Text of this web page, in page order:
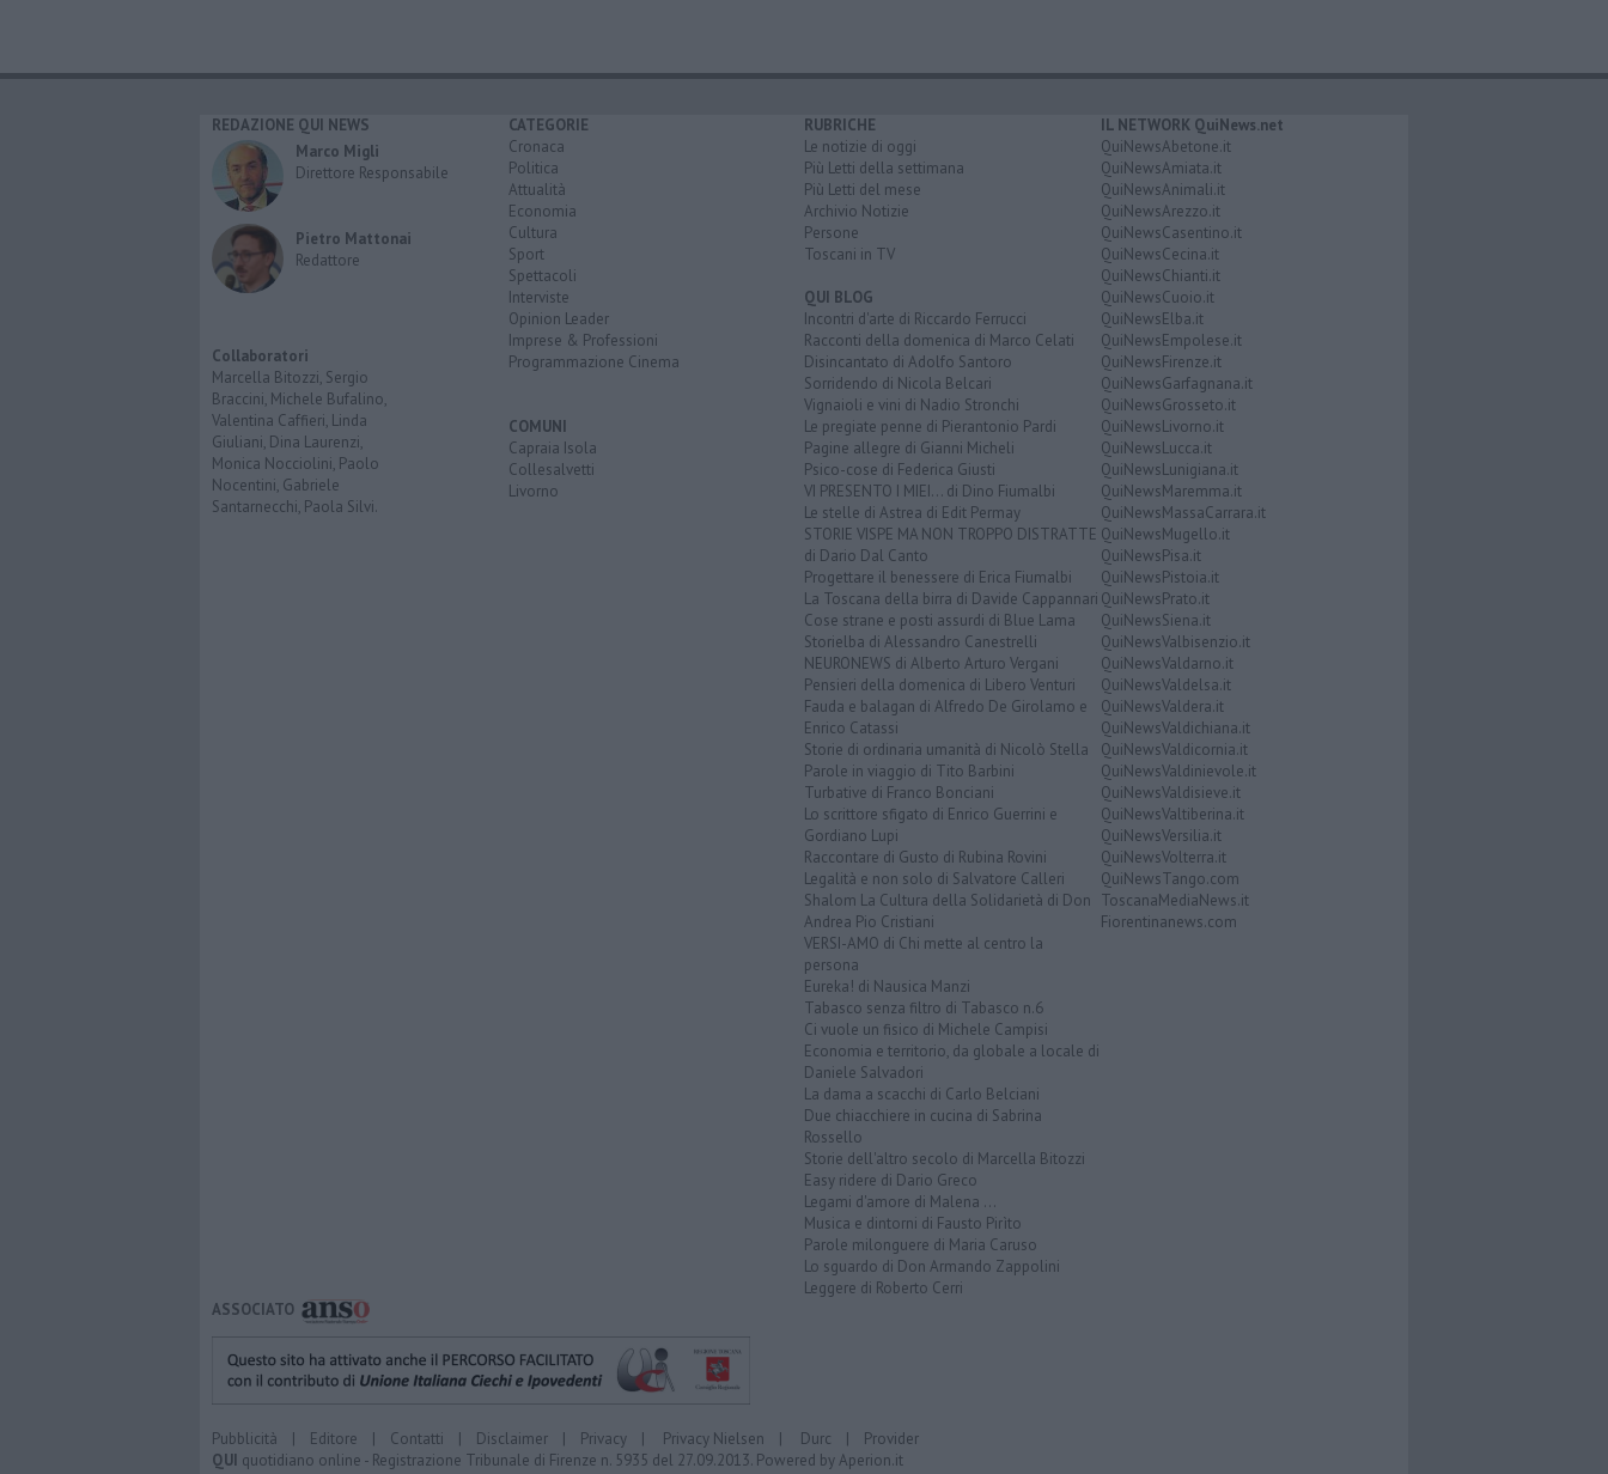
REDAZIONE QUI NEWS
Marco Migli
Direttore Responsabile
Pietro Mattonai
Redattore
Collaboratori
Marcella Bitozzi, Sergio
Braccini, Michele Bufalino,
Valentina Caffieri, Linda
Giuliani, Dina Laurenzi,
Monica Nocciolini, Paolo
Nocentini, Gabriele
Santarnecchi, Paola Silvi.
CATEGORIE
Cronaca
Politica
Attualità
Economia
Cultura
Sport
Spettacoli
Interviste
Opinion Leader
Imprese & Professioni
Programmazione Cinema
COMUNI
Capraia Isola
Collesalvetti
Livorno
RUBRICHE
Le notizie di oggi
Più Letti della settimana
Più Letti del mese
Archivio Notizie
Persone
Toscani in TV
QUI BLOG
Incontri d'arte di Riccardo Ferrucci
Racconti della domenica di Marco Celati
Disincantato di Adolfo Santoro
Sorridendo di Nicola Belcari
Vignaioli e vini di Nadio Stronchi
Le pregiate penne di Pierantonio Pardi
Pagine allegre di Gianni Micheli
Psico-cose di Federica Giusti
VI PRESENTO I MIEI... di Dino Fiumalbi
Le stelle di Astrea di Edit Permay
STORIE VISPE MA NON TROPPO DISTRATTE
di Dario Dal Canto
Progettare il benessere di Erica Fiumalbi
La Toscana della birra di Davide Cappannari
Cose strane e posti assurdi di Blue Lama
Storielba di Alessandro Canestrelli
NEURONEWS di Alberto Arturo Vergani
Pensieri della domenica di Libero Venturi
Fauda e balagan di Alfredo De Girolamo e
Enrico Catassi
Storie di ordinaria umanità di Nicolò Stella
Parole in viaggio di Tito Barbini
Turbative di Franco Bonciani
Lo scrittore sfigato di Enrico Guerrini e
Gordiano Lupi
Raccontare di Gusto di Rubina Rovini
Legalità e non solo di Salvatore Calleri
Shalom La Cultura della Solidarietà di Don
Andrea Pio Cristiani
VERSI-AMO di Chi mette al centro la
persona
Eureka! di Nausica Manzi
Tabasco senza filtro di Tabasco n.6
Ci vuole un fisico di Michele Campisi
Economia e territorio, da globale a locale di
Daniele Salvadori
La dama a scacchi di Carlo Belciani
Due chiacchiere in cucina di Sabrina
Rossello
Storie dell'altro secolo di Marcella Bitozzi
Easy ridere di Dario Greco
Legami d'amore di Malena ...
Musica e dintorni di Fausto Pirìto
Parole milonguere di Maria Caruso
Lo sguardo di Don Armando Zappolini
Leggere di Roberto Cerri
IL NETWORK QuiNews.net
QuiNewsAbetone.it
QuiNewsAmiata.it
QuiNewsAnimali.it
QuiNewsArezzo.it
QuiNewsCasentino.it
QuiNewsCecina.it
QuiNewsChianti.it
QuiNewsCuoio.it
QuiNewsElba.it
QuiNewsEmpolese.it
QuiNewsFirenze.it
QuiNewsGarfagnana.it
QuiNewsGrosseto.it
QuiNewsLivorno.it
QuiNewsLucca.it
QuiNewsLunigiana.it
QuiNewsMaremma.it
QuiNewsMassaCarrara.it
QuiNewsMugello.it
QuiNewsPisa.it
QuiNewsPistoia.it
QuiNewsPrato.it
QuiNewsSiena.it
QuiNewsValbisenzio.it
QuiNewsValdarno.it
QuiNewsValdelsa.it
QuiNewsValdera.it
QuiNewsValdichiana.it
QuiNewsValdicornia.it
QuiNewsValdinievole.it
QuiNewsValdisieve.it
QuiNewsValtiberina.it
QuiNewsVersilia.it
QuiNewsVolterra.it
QuiNewsTango.com
ToscanaMediaNews.it
Fiorentinanews.com
ASSOCIATO
Pubblicità | Editore | Contatti | Disclaimer | Privacy | Privacy Nielsen | Durc | Provider
QUI quotidiano online - Registrazione Tribunale di Firenze n. 5935 del 27.09.2013. Powered byAperion.it